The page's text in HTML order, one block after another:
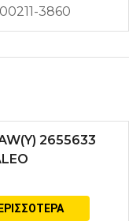
3860
2655633